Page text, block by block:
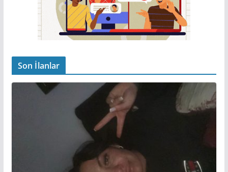
Son İlanlar